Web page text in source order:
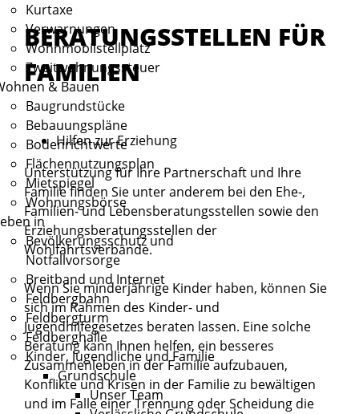
Kurtaxe
Verwarnungen
Wohnmobilstellplatz
Zweitwohnungssteuer
& Bauen
Baugrundstücke
Bebauungspläne
Bodenrichtwerte
Flächennutzungsplan
Mietspiegel
Wohnungsbörse
in
Bevölkerungsschutz und
Notfallvorsorge
Breitband und Internet
Feldbergbahn
Feldbergturm
Feldberghalle
Kinder, Jugendliche und Familie
Grundschule
Unser Team
BERATUNGSSTELLEN FÜR
FAMILIEN
Hilfen zur Erziehung
Unterstützung für Ihre Partnerschaft und Ihre
Familie finden Sie unter anderem bei den Ehe-,
Familien- und Lebensberatungsstellen sowie den
Erziehungsberatungsstellen der
Wohlfahrtsverbände.
Wenn Sie minderjährige Kinder haben, können Sie
sich im Rahmen des Kinder- und
Jugendhilfegesetzes beraten lassen. Eine solche
Beratung kann Ihnen helfen, ein besseres
Zusammenleben in der Familie aufzubauen,
Konflikte und Krisen in der Familie zu bewältigen
und im Falle einer Trennung oder Scheidung die